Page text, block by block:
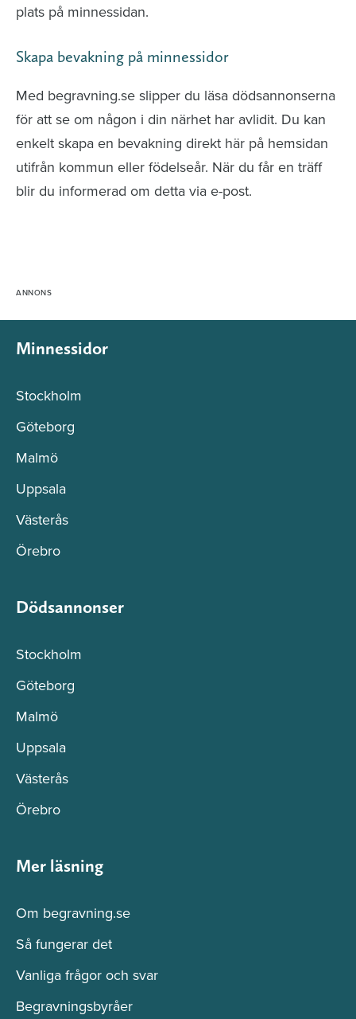
plats på minnessidan.
Skapa bevakning på minnessidor
Med begravning.se slipper du läsa dödsannonserna
för att se om någon i din närhet har avlidit. Du kan
enkelt skapa en bevakning direkt här på hemsidan
utifrån kommun eller födelseår. När du får en träff
blir du informerad om detta via e-post.
Minnessidor
Stockholm
Göteborg
Malmö
Uppsala
Västerås
Örebro
Dödsannonser
Stockholm
Göteborg
Malmö
Uppsala
Västerås
Örebro
Mer läsning
Om begravning.se
Så fungerar det
Vanliga frågor och svar
Begravningsbyråer